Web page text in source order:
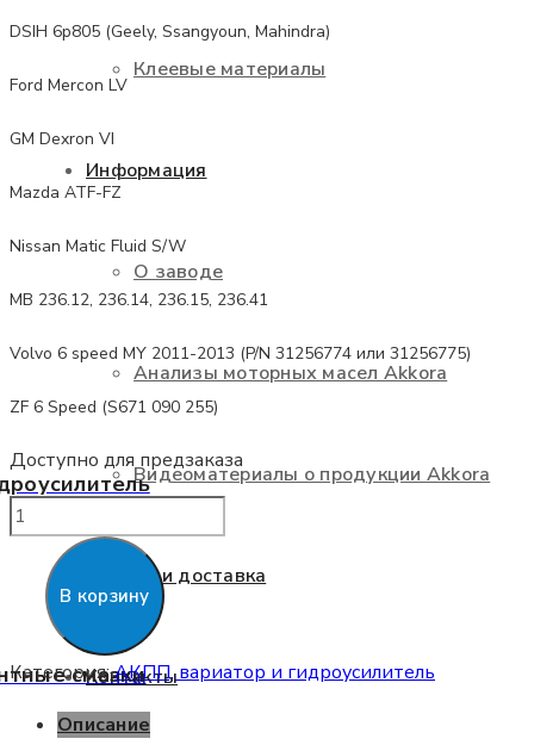
Клеевые материалы
Информация
О заводе
Анализы моторных масел Akkora
Видеоматериалы о продукции Akkora
Оплата и доставка
Контакты
смазки
DSIH 6p805 (Geely, Ssangyoun, Mahindra)
Ford Mercon LV
GM Dexron VI
Mazda ATF-FZ
Nissan Matic Fluid S/W
MB 236.12, 236.14, 236.15, 236.41
Volvo 6 speed MY 2011-2013 (P/N 31256774 или 31256775)
ZF 6 Speed (S671 090 255)
Доступно для предзаказа
Количество
товара
Akkora
Gear
SP-
В корзину
Категория:АКПП, вариатор и гидроусилитель
Описание